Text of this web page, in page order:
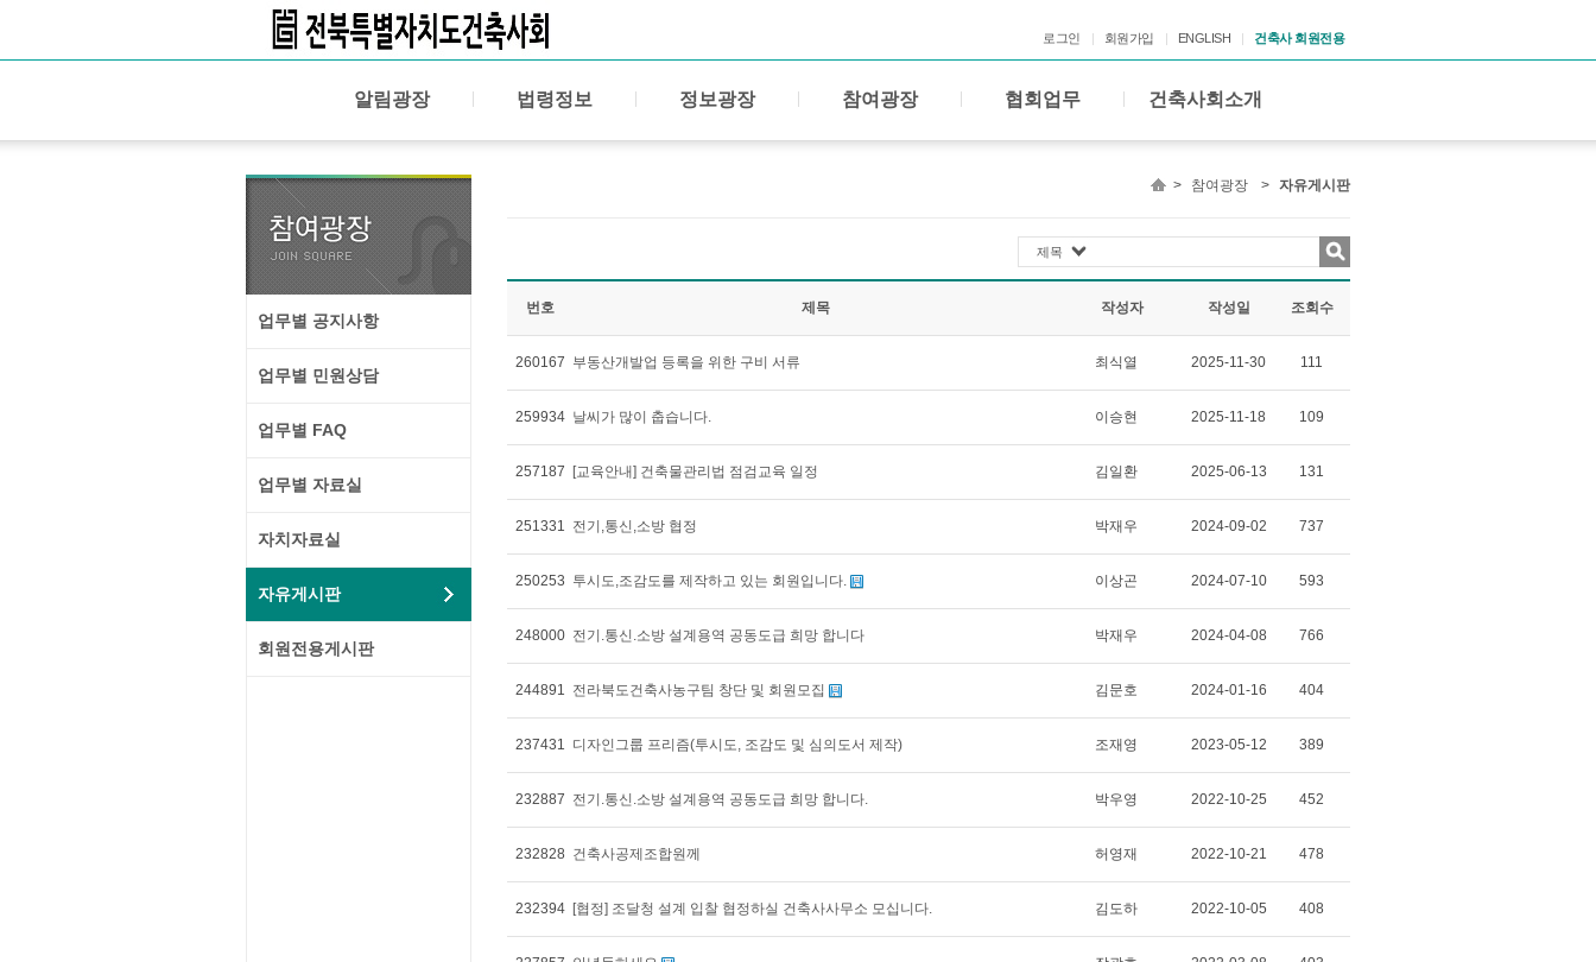
로그인 회원가입 ENGLISH 건축사 회원전용
알림광장 법령정보 정보광장 참여광장 협회업무 건축사회소개
업무별 공지사항
업무별 민원상담
업무별 FAQ
업무별 자료실
자치자료실
자유게시판
회원전용게시판
> 참여광장 > 자유게시판
제목
번호 제목 작성자 작성일 조회수
260167 부동산개발업 등록을 위한 구비 서류 최식열 2025-11-30 111
259934 날씨가 많이 춥습니다. 이승현 2025-11-18 109
257187 [교육안내] 건축물관리법 점검교육 일정 김일환 2025-06-13 131
251331 전기,통신,소방 협정 박재우 2024-09-02 737
250253 투시도,조감도를 제작하고 있는 회원입니다. 이상곤 2024-07-10 593
248000 전기.통신.소방 설계용역 공동도급 희망 합니다 박재우 2024-04-08 766
244891 전라북도건축사농구팀 창단 및 회원모집 김문호 2024-01-16 404
237431 디자인그룹 프리즘(투시도, 조감도 및 심의도서 제작) 조재영 2023-05-12 389
232887 전기.통신.소방 설계용역 공동도급 희망 합니다. 박우영 2022-10-25 452
232828 건축사공제조합원께 허영재 2022-10-21 478
232394 [협정] 조달청 설계 입찰 협정하실 건축사사무소 모십니다. 김도하 2022-10-05 408